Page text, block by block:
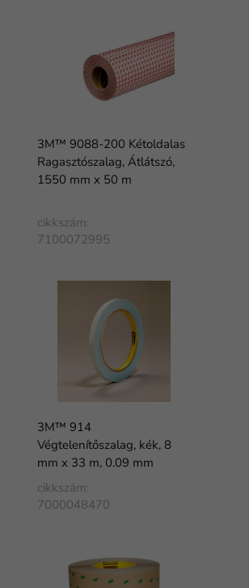
3M™ 9088-200 Kétoldalas
Ragasztószalag, Átlátszó,
1550 mm x 50 m
cikkszám:
7100072995
3M™ 914
Végtelenítőszalag, kék, 8
mm x 33 m, 0.09 mm
cikkszám:
7000048470